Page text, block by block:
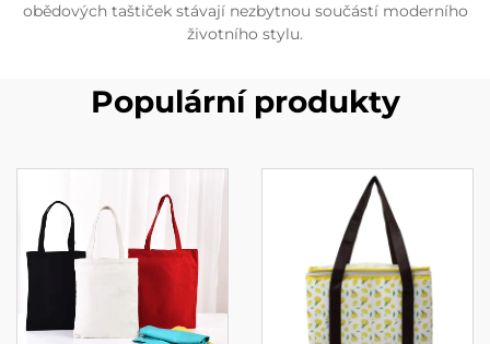
obědových taštiček stávají nezbytnou součástí moderního
životního stylu.
Populární produkty